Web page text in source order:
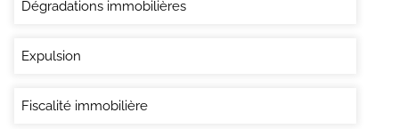
Dégradations immobilières
Expulsion
Fiscalité immobilière